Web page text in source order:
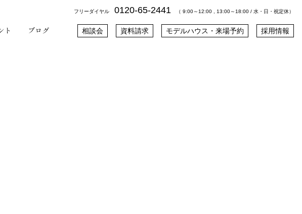
フリーダイヤル 0120-65-2441 （ 9:00～12:00 , 13:00～18:00 / 水・日・祝定休）
ト ブログ 相談会 資料請求 モデルハウス・来場予約 採用情報